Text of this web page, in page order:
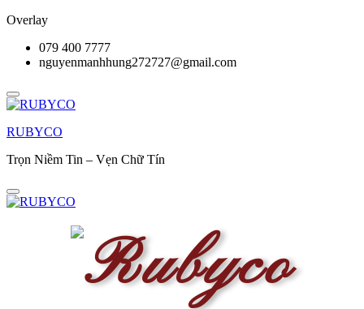
Overlay
079 400 7777
nguyenmanhhung272727@gmail.com
RUBYCO
Trọn Niềm Tin – Vẹn Chữ Tín